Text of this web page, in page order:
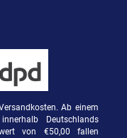
Ab einem
Deutschlands
von €50,00 fallen